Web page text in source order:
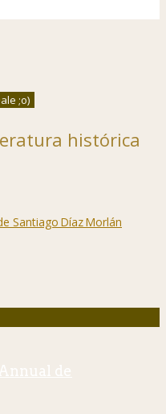
histórica
de